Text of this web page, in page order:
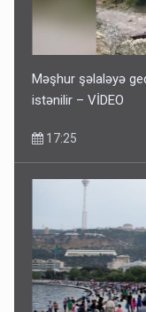
Məşhur şəlaləyə
istənilir – VİDEO
17:25